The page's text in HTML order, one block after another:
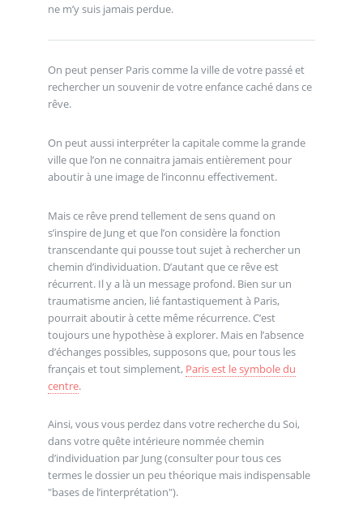
ne m’y suis jamais perdue.
On peut penser Paris comme la ville de votre passé et
rechercher un souvenir de votre enfance caché dans ce
rêve.
On peut aussi interpréter la capitale comme la grande
ville que l’on ne connaitra jamais entièrement pour
aboutir à une image de l’inconnu effectivement.
Mais ce rêve prend tellement de sens quand on
s’inspire de Jung et que l’on considère la fonction
transcendante qui pousse tout sujet à rechercher un
chemin d’individuation. D’autant que ce rêve est
récurrent. Il y a là un message profond. Bien sur un
traumatisme ancien, lié fantastiquement à Paris,
pourrait aboutir à cette même récurrence. C’est
toujours une hypothèse à explorer. Mais en l’absence
d’échanges possibles, supposons que, pour tous les
français et tout simplement, Paris est le symbole du
centre.
Ainsi, vous vous perdez dans votre recherche du Soi,
dans votre quête intérieure nommée chemin
d’individuation par Jung (consulter pour tous ces
termes le dossier un peu théorique mais indispensable
"bases de l’interprétation").